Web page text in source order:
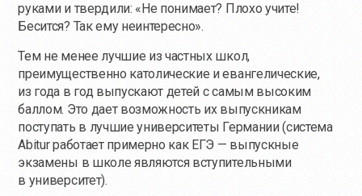
руками и твердили: «Не понимает? Плохо учите!
Бесится? Так ему неинтересно».
Тем не менее лучшие из частных школ,
преимущественно католические и евангелические,
из года в год выпускают детей с самым высоким
баллом. Это дает возможность их выпускникам
поступать в лучшие университеты Германии (система
Abitur работает примерно как ЕГЭ — выпускные
экзамены в школе являются вступительными
в университет).